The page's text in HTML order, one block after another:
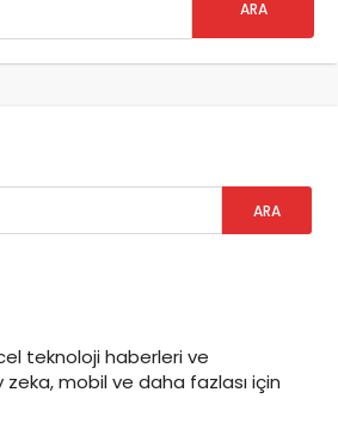
teknoloji haberleri ve
mobil ve daha fazlası için